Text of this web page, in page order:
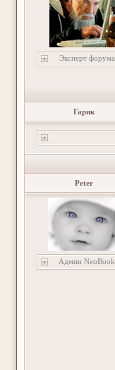
Эксперт форума
Гарик
Peter
Админ NeoBook